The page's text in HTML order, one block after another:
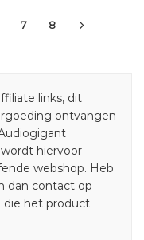
7 8
links, dit
ontvangen
hiervoor
webshop. Heb
dan contact op
die het product